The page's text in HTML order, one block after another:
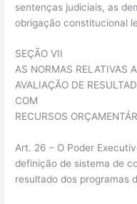
sentenças judiciais, as
obrigação constitucional
SEÇÃO VII
AS NORMAS RELATIVAS
AVALIAÇÃO DE
COM
RECURSOS
Art. 26 – O Poder
definição de sistema de
resultado dos programas